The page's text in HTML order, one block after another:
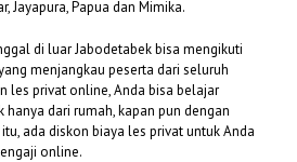
Jayapura, Papua dan Mimika.
di luar Jabodetabek bisa mengikuti
menjangkau peserta dari seluruh
les privat online, Anda bisa belajar
dari rumah, kapan pun dengan
ada diskon biaya les privat untuk Anda
online.